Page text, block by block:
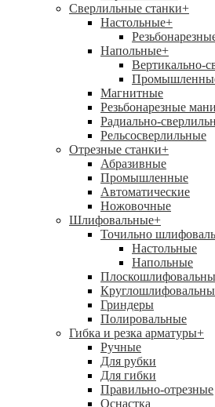
Сверлильные станки+
Настольные+
Напольные+
Вертикально-
Магнитные
Резьбонарезные
Радиально-
Рельсосверлильные
Отрезные станки+
Абразивные
Промышленные
Автоматические
Ножовочные
Шлифовальные+
Точильно
Настольные
Напольные
Гриндеры
Полировальные
Гибка и резка арматуры+
Ручные
Для рубки
Для гибки
Правильно-отрезные
Оснастка